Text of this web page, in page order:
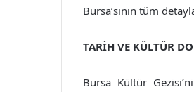
Bursa’sının tüm
TARİH VE KÜLTÜR
Bursa Kültür